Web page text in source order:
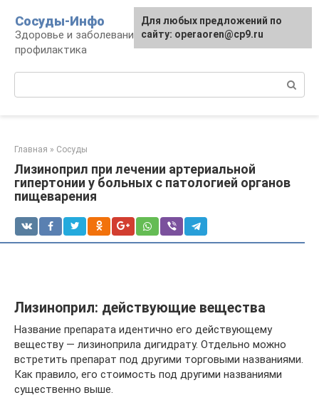
контенту
Сосуды-Инфо
Здоровье и заболевания сосудов и сердца,
профилактика
Главная » Сосуды
Лизиноприл при лечении артериальной
гипертонии у больных с патологией органов
пищеварения
Лизиноприл: действующие вещества
Название препарата идентично его действующему
веществу — лизиноприла дигидрату. Отдельно можно
встретить препарат под другими торговыми названиями.
Как правило, его стоимость под другими названиями
существенно выше.
Для любых предложений по
сайту: operaoren@cp9.ru